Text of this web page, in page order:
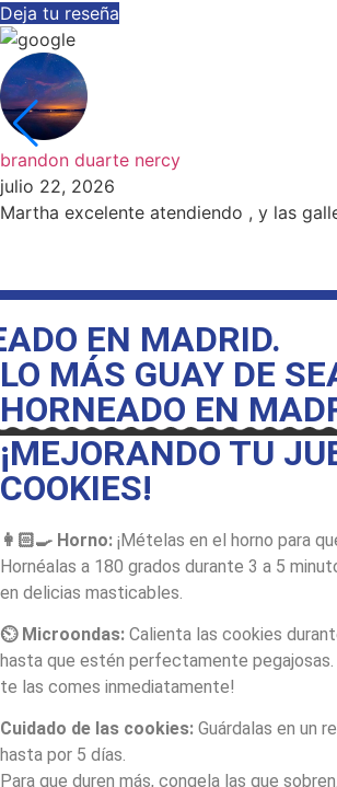
Deja tu reseña
brandon duarte nercy
julio 22, 2026
Martha excelente atendiendo , y las
MADRID.
LO MÁS GUAY DE
HORNEADO EN
¡MEJORANDO TU
COOKIES!
👩🏻‍🍳 Horno: ¡Mételas en el horno para
Hornéalas a 180 grados durante 3 a 5
en delicias masticables.
⏲️ Microondas: Calienta las cookies
hasta que estén perfectamente pegajosas.
te las comes inmediatamente!
Cuidado de las cookies: Guárdalas en un
hasta por 5 días.
Para que duren más, congela las que sobren.